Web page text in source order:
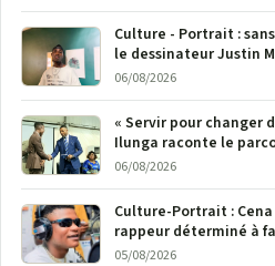
Culture - Portrait :
le dessinateur Justin
poser son crayon
06/08/2026
« Servir pour changer
Ilunga raconte le
national Jethro
06/08/2026
Culture-Portrait :
rappeur déterminé à
Bunia
05/08/2026